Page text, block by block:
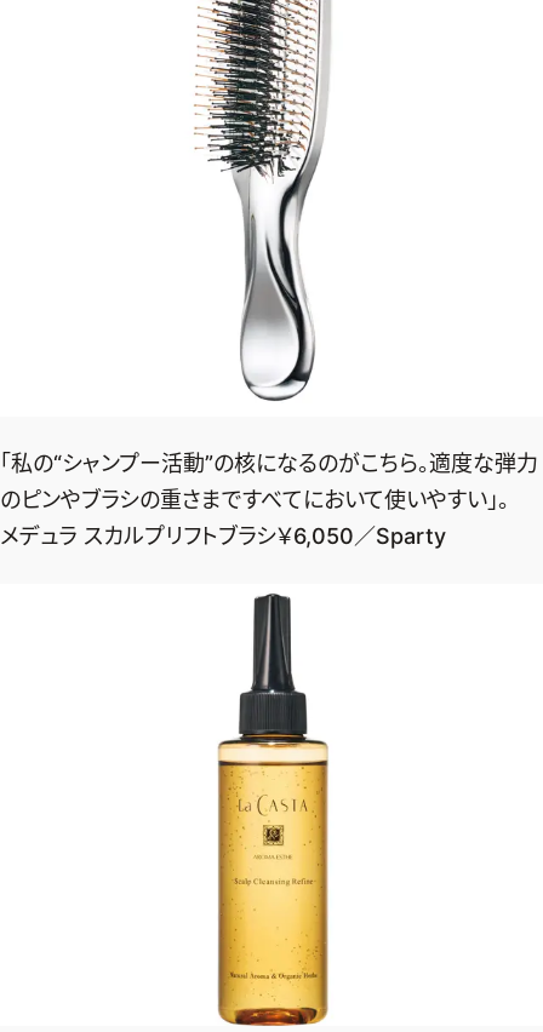
「私の“シャンプー活動”の核になるのがこちら。適度な弾力
のピンやブラシの重さまですべてにおいて使いやすい」。
メデュラ スカルプリフトブラシ￥6,050／Sparty